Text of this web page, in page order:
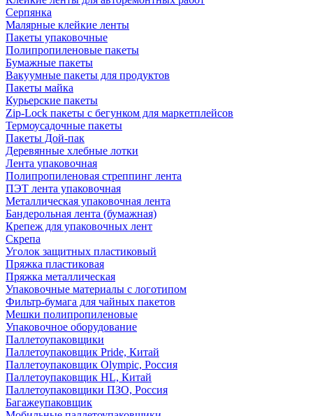
Серпянка
Малярные клейкие ленты
Пакеты упаковочные
Полипропиленовые пакеты
Бумажные пакеты
Вакуумные пакеты для продуктов
Пакеты майка
Курьерские пакеты
Zip-Lock пакеты с бегунком для маркетплейсов
Термоусадочные пакеты
Пакеты Дой-пак
Деревянные хлебные лотки
Лента упаковочная
Полипропиленовая стреппинг лента
ПЭТ лента упаковочная
Металлическая упаковочная лента
Бандерольная лента (бумажная)
Крепеж для упаковочных лент
Скрепа
Уголок защитных пластиковый
Пряжка пластиковая
Пряжка металлическая
Упаковочные материалы с логотипом
Фильтр-бумага для чайных пакетов
Мешки полипропиленовые
Упаковочное оборудование
Паллетоупаковщики
Паллетоупаковщик Pride, Китай
Паллетоупаковщик Olympic, Россия
Паллетоупаковщик HL, Китай
Паллетоупаковщики ПЗО, Россия
Багажеупаковщик